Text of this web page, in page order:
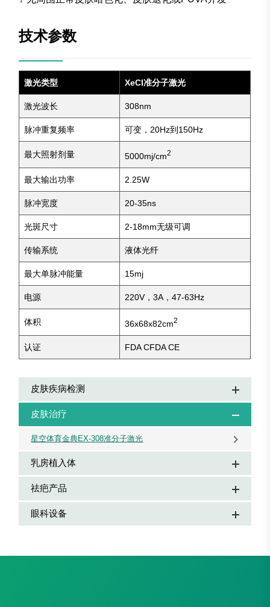
技术参数
激光类型 XeCI准分子激光
激光波长 308nm
脉冲重复频率 可变，20Hz到150Hz
最大照射剂量 5000mj/cm2
最大输出功率 2.25W
脉冲宽度 20-35ns
光斑尺寸 2-18mm无级可调
传输系统 液体光纤
最大单脉冲能量 15mj
电源 220V，3A，47-63Hz
体积 36x68x82cm2
认证 FDA CFDA CE
皮肤疾病检测
皮肤治疗
星空体育金典EX-308准分子激光
乳房植入体
祛疤产品
眼科设备